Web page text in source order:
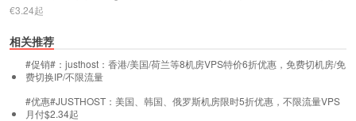
€3.24起
相关推荐
#促销#：justhost：香港/美国/荷兰等8机房VPS特价6折优惠，免费切机房/免
费切换IP/不限流量
#优惠#JUSTHOST：美国、韩国、俄罗斯机房限时5折优惠，不限流量VPS
月付$2.34起